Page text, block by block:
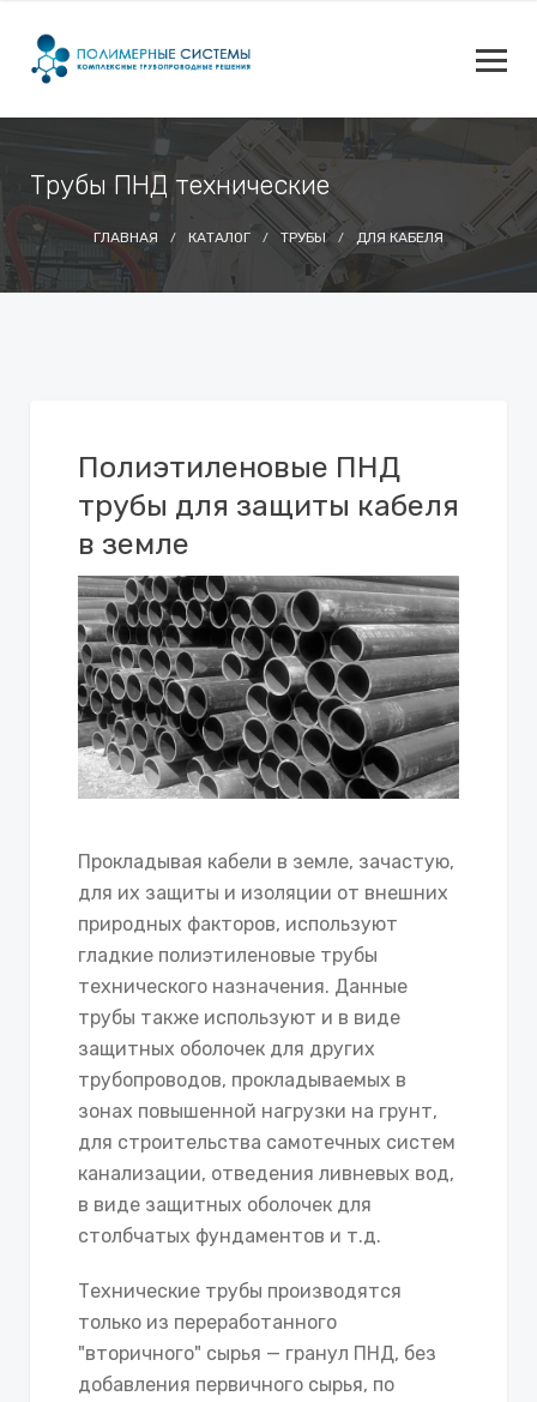
Трубы ПНД технические
ГЛАВНАЯ КАТАЛОГ ТРУБЫ ДЛЯ КАБЕЛЯ
Полиэтиленовые ПНД
трубы для защиты кабеля
в земле
Прокладывая кабели в земле, зачастую,
для их защиты и изоляции от внешних
природных факторов, используют
гладкие полиэтиленовые трубы
технического назначения. Данные
трубы также используют и в виде
защитных оболочек для других
трубопроводов, прокладываемых в
зонах повышенной нагрузки на грунт,
для строительства самотечных систем
канализации, отведения ливневых вод,
в виде защитных оболочек для
столбчатых фундаментов и т.д.
Технические трубы производятся
только из переработанного
"вторичного" сырья — гранул ПНД, без
добавления первичного сырья, по